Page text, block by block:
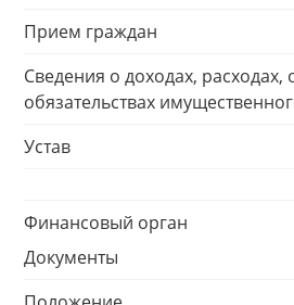
Прием граждан
Сведения о доходах,
обязательствах
Устав
Финансовый орган
Документы